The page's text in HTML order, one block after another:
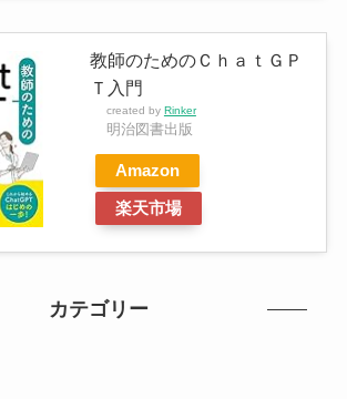
教師のためのＣｈａｔＧＰ
Ｔ入門
created by Rinker
明治図書出版
Amazon
楽天市場
カテゴリー